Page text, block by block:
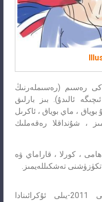
رەسىم (رەسىملەرنىڭ
ئالىدۇ). بىز بارلىق
بوياق ، ماي بوياق ، ئاكرىل
، شۇنداقلا رەقەملىك
، كورلا ، قاراماي ۋە
تەشكىللەيمىز.
Mishenin سەنئەت ستۇدىيىسى 2011-يىلى ئۇكرائىنادا